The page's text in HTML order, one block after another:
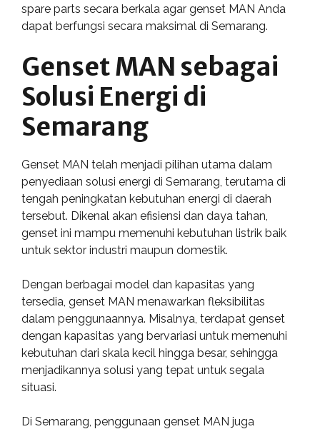
spare parts secara berkala agar genset MAN Anda
dapat berfungsi secara maksimal di Semarang.
Genset MAN sebagai
Solusi Energi di
Semarang
Genset MAN telah menjadi pilihan utama dalam
penyediaan solusi energi di Semarang, terutama di
tengah peningkatan kebutuhan energi di daerah
tersebut. Dikenal akan efisiensi dan daya tahan,
genset ini mampu memenuhi kebutuhan listrik baik
untuk sektor industri maupun domestik.
Dengan berbagai model dan kapasitas yang
tersedia, genset MAN menawarkan fleksibilitas
dalam penggunaannya. Misalnya, terdapat genset
dengan kapasitas yang bervariasi untuk memenuhi
kebutuhan dari skala kecil hingga besar, sehingga
menjadikannya solusi yang tepat untuk segala
situasi.
Di Semarang, penggunaan genset MAN juga